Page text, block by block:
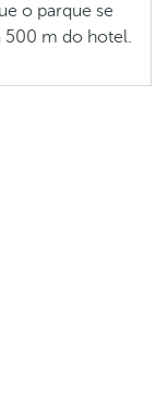
o parque se
500 m do hotel.